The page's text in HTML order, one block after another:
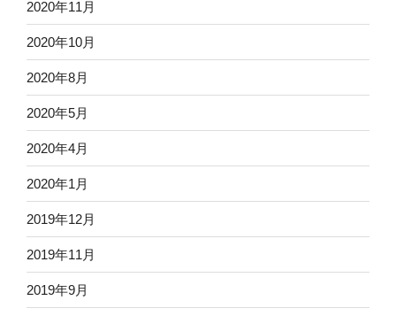
2020年11月
2020年10月
2020年8月
2020年5月
2020年4月
2020年1月
2019年12月
2019年11月
2019年9月